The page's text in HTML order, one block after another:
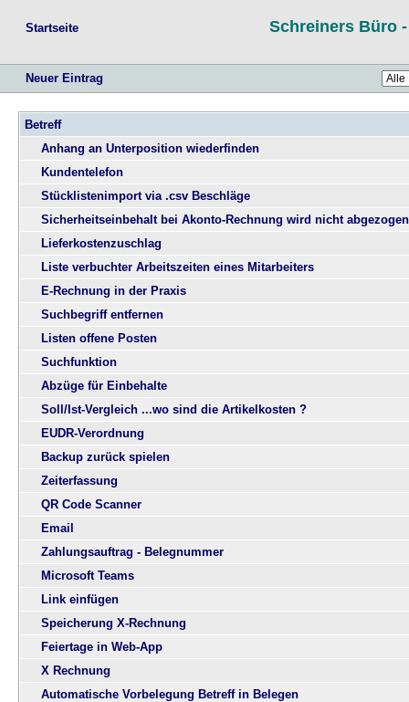
Startseite Schreiners Büro
Neuer Eintrag
Betreff
Anhang an Unterposition wiederfinden
Kundentelefon
Stücklistenimport via .csv Beschläge
Sicherheitseinbehalt bei Akonto-Rechnung wird nicht abgezogen
Lieferkostenzuschlag
Liste verbuchter Arbeitszeiten eines Mitarbeiters
E-Rechnung in der Praxis
Suchbegriff entfernen
Listen offene Posten
Suchfunktion
Abzüge für Einbehalte
Soll/Ist-Vergleich ...wo sind die Artikelkosten ?
EUDR-Verordnung
Backup zurück spielen
Zeiterfassung
QR Code Scanner
Email
Zahlungsauftrag - Belegnummer
Microsoft Teams
Link einfügen
Speicherung X-Rechnung
Feiertage in Web-App
X Rechnung
Automatische Vorbelegung Betreff in Belegen